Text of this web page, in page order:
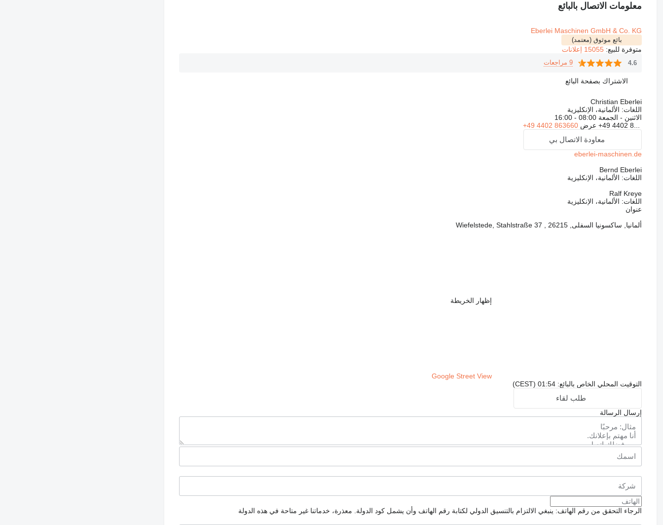
معلومات الاتصال بالبائع
Eberlei Maschinen GmbH & Co. KG
بائع موثوق (معتمد)
متوفرة للبيع: 15055 إعلانات
4.6 9 مراجعات
الاشتراك بصفحة البائع
Christian Eberlei
اللغات: الألمانية، الإنكليزية
الاثنين - الجمعة 08:00 - 16:00
+49 4402 8... عرض +49 4402 863660
معاودة الاتصال بي
eberlei-maschinen.de
Bernd Eberlei
اللغات: الألمانية، الإنكليزية
Ralf Kreye
اللغات: الألمانية، الإنكليزية
عنوان
ألمانيا, ساكسونيا السفلى, 26215 , Wiefelstede, Stahlstraße 37
إظهار الخريطة
Google Street View
التوقيت المحلي الخاص بالبائع: 01:54 (CEST)
طلب لقاء
إرسال الرسالة
الرجاء التحقق من رقم الهاتف: ينبغي الالتزام بالتنسيق الدولي لكتابة رقم الهاتف وأن يشمل كود الدولة. معذرة، خدماتنا غير متاحة في هذه الدولة